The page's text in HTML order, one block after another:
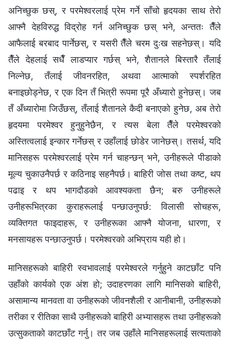
अनिच्छुक छस्, र परमेश्‍वरलाई प्रेम गर्ने साँचो हृदयका साथ तेरो
आफ्नै देहविरुद्ध विद्रोह गर्न अनिच्छुक छस् भने, अन्ततः तैँले
आफैलाई बरबाद पार्नेछस्, र यसरी तैँले चरम दुःख सहनेछस्। यदि
तैँले देहलाई सधैँ लाडप्यार गर्छस् भने, शैतानले बिस्तारै तँलाई
निल्नेछ, तँलाई जीवनरहित, अथवा आत्माको स्पर्शरहित
बनाइछोड्नेछ, र एक दिन तँ भित्री रूपमा पूरै अँध्यारो हुनेछस्। जब
तँ अँध्यारोमा जिउँछस्, तँलाई शैतानले कैदी बनाएको हुनेछ, अब तेरो
हृदयमा परमेश्‍वर हुनुहुनेछैन, र त्यस बेला तैँले परमेश्‍वरको
अस्तित्वलाई इन्कार गर्नेछस् र उहाँलाई छोडेर जानेछस्। तसर्थ, यदि
मानिसहरू परमेश्‍वरलाई प्रेम गर्न चाहन्छन् भने, उनीहरूले पीडाको
मूल्य चुकाउनैपर्छ र कठिनाइ सहनैपर्छ। बाहिरी जोस तथा कष्ट, थप
पढाइ र थप भागदौडको आवश्यकता छैन; बरु उनीहरूले
उनीहरूभित्रका कुराहरूलाई पन्छाउनुपर्छ: विलासी सोचहरू,
व्यक्तिगत फाइदाहरू, र उनीहरूका आफ्नै योजना, धारणा, र
मनसायहरू पन्छाउनुपर्छ। परमेश्‍वरको अभिप्राय यही हो।
मानिसहरूको बाहिरी स्वभावलाई परमेश्‍वरले गर्नुहुने काटछाँट पनि
उहाँको कार्यको एक अंश हो; उदाहरणका लागि मानिसको बाहिरी,
असामान्य मानवता वा उनीहरूको जीवनशैली र आनीबानी, उनीहरूको
तरीका र रीतिका साथै उनीहरूको बाहिरी अभ्यासहरू तथा उनीहरूको
उत्सुकताको काटछाँट गर्नु। तर जब उहाँले मानिसहरूलाई सत्यताको